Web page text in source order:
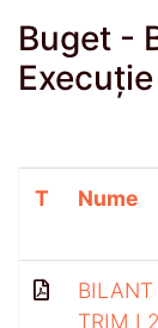
Buget -
T Nume
BILANT
TRIM I